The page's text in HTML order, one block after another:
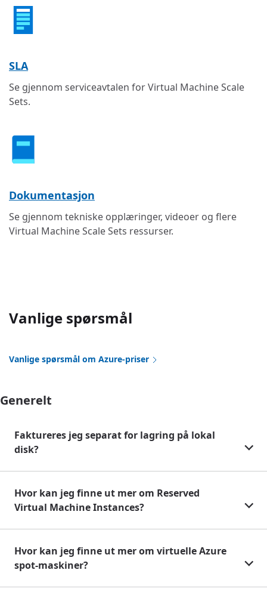
SLA
Se gjennom serviceavtalen for Virtual Machine Scale
Sets.
Dokumentasjon
Se gjennom tekniske opplæringer, videoer og flere
Virtual Machine Scale Sets ressurser.
Vanlige spørsmål
Vanlige spørsmål om Azure-priser
Generelt
Faktureres jeg separat for lagring på lokal
disk?
Hvor kan jeg finne ut mer om Reserved
Virtual Machine Instances?
Hvor kan jeg finne ut mer om virtuelle Azure
spot-maskiner?